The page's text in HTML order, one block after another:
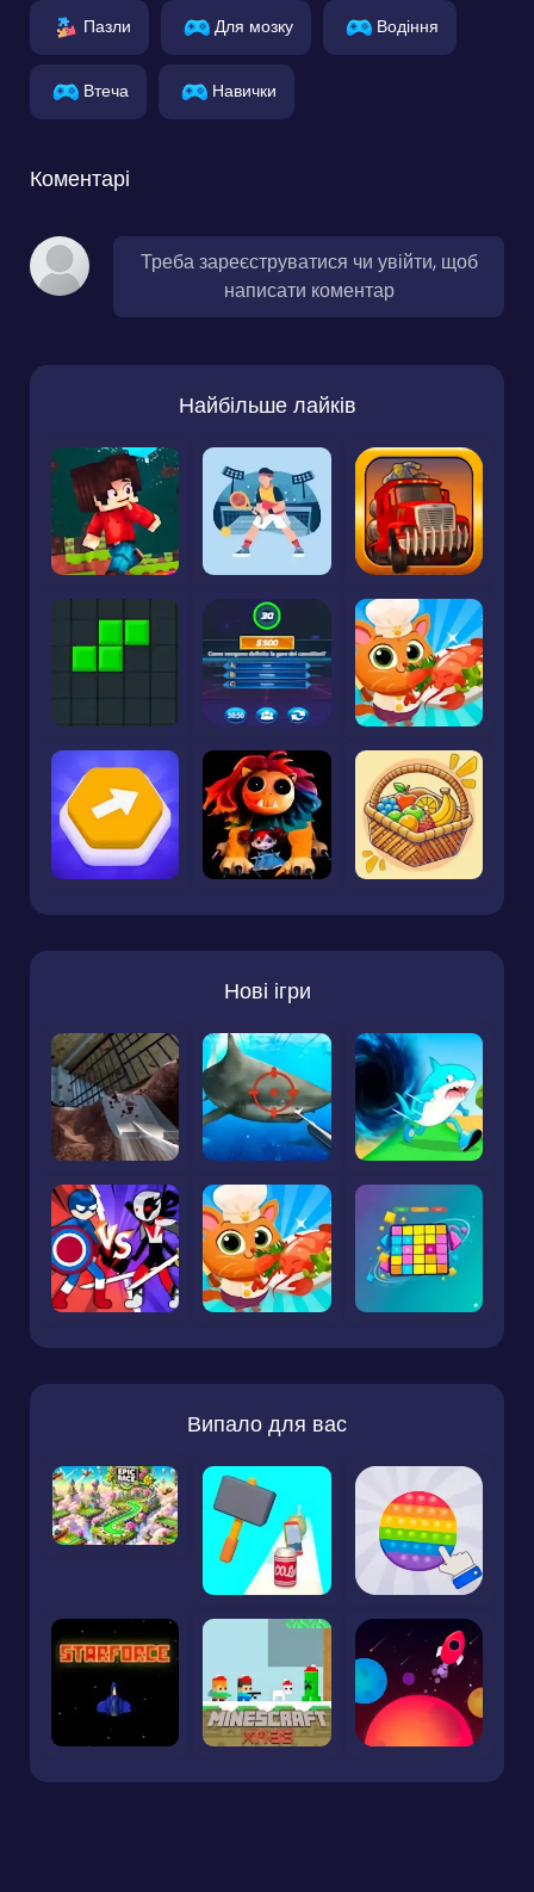
Пазли Для мозку Водіння
Втеча Навички
Коментарі
Треба зареєструватися чи увійти, щоб
написати коментар
Найбільше лайків
Нові ігри
Випало для вас